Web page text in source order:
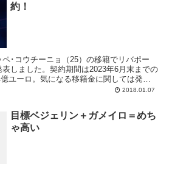
約！
･コウチーニョ（25）の移籍でリバポー
しました。契約期間は2023年6月末までの
ユーロ。気になる移籍金に関しては発表
2018.01.07
目標ベジェリン＋ガメイロ＝めち
ゃ高い